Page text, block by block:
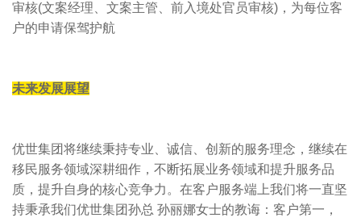
审核(文案经理、文案主管、前入境处官员审核)，为每位客
户的申请保驾护航
未来发展展望
优世集团将继续秉持专业、诚信、创新的服务理念，继续在
移民服务领域深耕细作，不断拓展业务领域和提升服务品
质，提升自身的核心竞争力。在客户服务端上我们将一直坚
持秉承我们优世集团孙总 孙丽娜女士的教诲：客户第一，